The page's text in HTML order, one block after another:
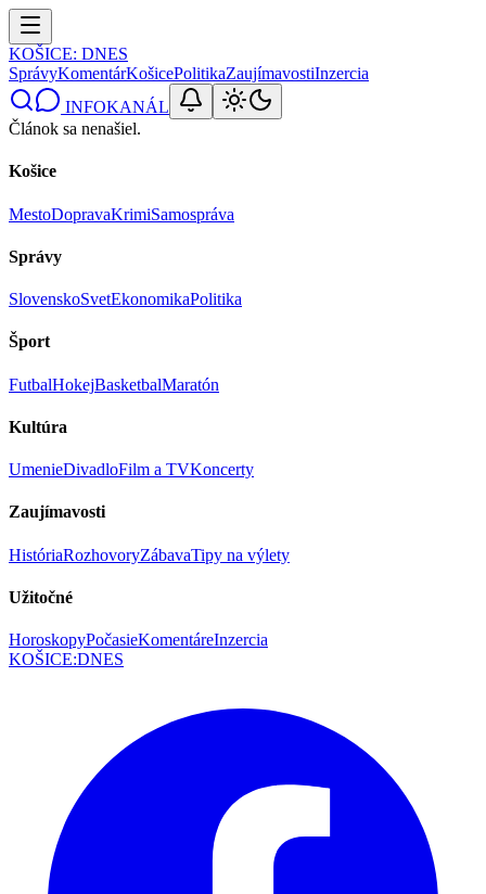
KOŠICE: DNES
SprávyKomentárKošicePolitikaZaujímavostiInzercia
INFOKANÁL
Článok sa nenašiel.
Košice
MestoDopravaKrimiSamospráva
Správy
SlovenskoSvetEkonomikaPolitika
Šport
FutbalHokejBasketbalMaratón
Kultúra
UmenieDivadloFilm a TVKoncerty
Zaujímavosti
HistóriaRozhovoryZábavaTipy na výlety
Užitočné
HoroskopyPočasieKomentáreInzercia
KOŠICE:DNES